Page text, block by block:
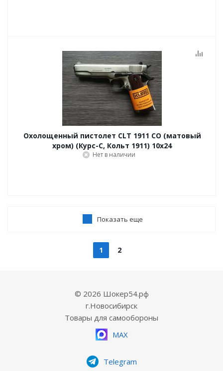
Охолощенный пистолет CLT 1911 СО (матовый
хром) (Курс-С, Кольт 1911) 10x24
Нет в наличии
Показать еще
1 2
© 2026 Шокер54.рф
г.Новосибирск
Товары для самообороны
MAX
Telegram